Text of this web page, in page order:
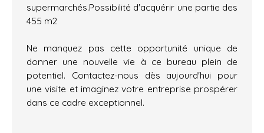
supermarchés.Possibilité d'acquérir une partie des
455 m2
Ne manquez pas cette opportunité unique de
donner une nouvelle vie à ce bureau plein de
potentiel. Contactez-nous dès aujourd'hui pour
une visite et imaginez votre entreprise prospérer
dans ce cadre exceptionnel.